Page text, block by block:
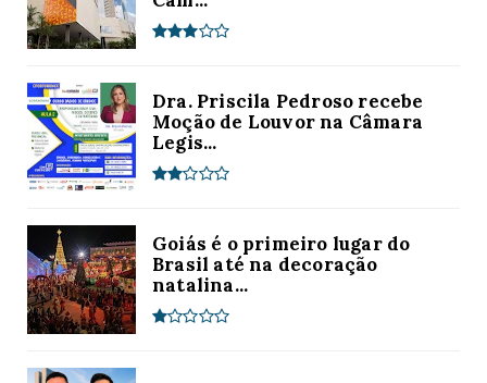
Dra. Priscila Pedroso recebe
Moção de Louvor na Câmara
Legis...
Goiás é o primeiro lugar do
Brasil até na decoração
natalina...